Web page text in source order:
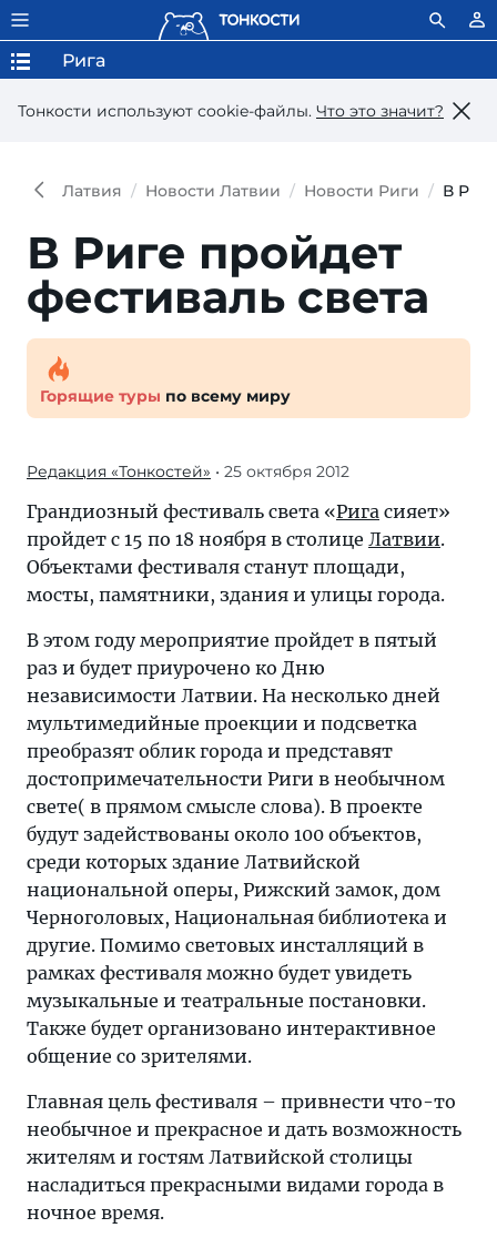
Тонкости используют сookie-файлы. Что это значит?
Рига
Латвия Новости Латвии Новости Риги В
В Риге пройдет
фестиваль света
Горящие туры по всему миру
Редакция «Тонкостей» • 25 октября 2012
Грандиозный фестиваль света «Рига сияет»
пройдет с 15 по 18 ноября в столице Латвии.
Объектами фестиваля станут площади,
мосты, памятники, здания и улицы города.
В этом году мероприятие пройдет в пятый
раз и будет приурочено ко Дню
независимости Латвии. На несколько дней
мультимедийные проекции и подсветка
преобразят облик города и представят
достопримечательности Риги в необычном
свете( в прямом смысле слова). В проекте
будут задействованы около 100 объектов,
среди которых здание Латвийской
национальной оперы, Рижский замок, дом
Черноголовых, Национальная библиотека и
другие. Помимо световых инсталляций в
рамках фестиваля можно будет увидеть
музыкальные и театральные постановки.
Также будет организовано интерактивное
общение со зрителями.
Главная цель фестиваля – привнести что-то
необычное и прекрасное и дать возможность
жителям и гостям Латвийской столицы
насладиться прекрасными видами города в
ночное время.